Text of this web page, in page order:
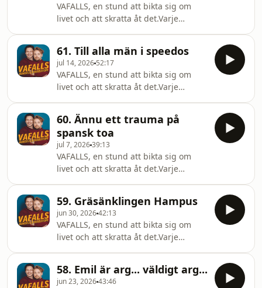
VAFALLS, en stund att bikta sig om
livet och att skratta åt det.Varje
more information.
61. Till alla män i speedos
jul 14, 2026 52:17
VAFALLS, en stund att bikta sig om
livet och att skratta åt det.Varje
on Acast. See acast.com/privacy for
more information.
60. Ännu ett trauma på
spansk toa
jul 7, 202639:13
VAFALLS, en stund att bikta sig om
livet och att skratta åt det.Varje
more information.
59. Gräsänklingen Hampus
jun 30, 202642:13
VAFALLS, en stund att bikta sig om
livet och att skratta åt det.Varje
more information.
58. Emil är arg... väldigt arg...
jun 23, 202643:46